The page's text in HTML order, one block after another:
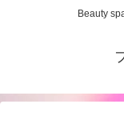
Beauty